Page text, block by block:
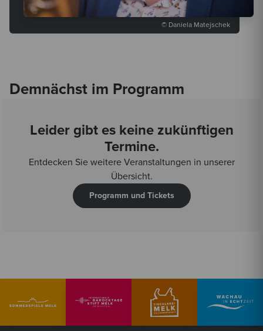
© Daniela Matejschek
Demnächst im Programm
Leider gibt es keine zukünftigen
Termine.
Entdecken Sie weitere Veranstaltungen in unserer
Übersicht.
Programm und Tickets